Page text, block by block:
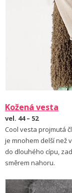
Kožená vesta
vel. 44 – 52
Cool vesta projmutá
je mnohem delší než
do dlouhého cípu,
směrem nahoru.